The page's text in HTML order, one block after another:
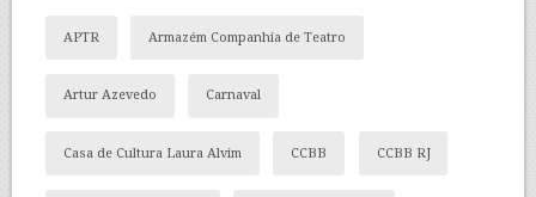
APTR Armazém Companhia de Teatro
Artur Azevedo Carnaval
Casa de Cultura Laura Alvim CCBB CCBB RJ